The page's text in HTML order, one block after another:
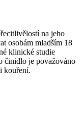
na jeho
osobám mladším 18
klinické studie
činidlo je považováno
kouření.